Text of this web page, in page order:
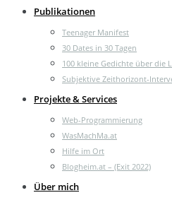
Publikationen
Teenager Manifest
30 Dates in 30 Tagen
100 kleine Gedichte über die
Subjektive Zeithorizont-
Projekte & Services
Web-Programmierung
WasMachMa.at
Hilfe im Ort
Blogheim.at – (Exit 2022)
Über mich